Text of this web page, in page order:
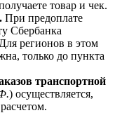
товар и чек.
При предоплате
Сбербанка
регионов в этом
только до пункта
транспортной
) осуществляется,